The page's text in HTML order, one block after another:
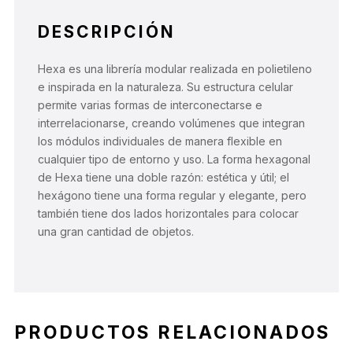
DESCRIPCIÓN
Hexa es una librería modular realizada en polietileno
e inspirada en la naturaleza. Su estructura celular
permite varias formas de interconectarse e
interrelacionarse, creando volúmenes que integran
los módulos individuales de manera flexible en
cualquier tipo de entorno y uso. La forma hexagonal
de Hexa tiene una doble razón: estética y útil; el
hexágono tiene una forma regular y elegante, pero
también tiene dos lados horizontales para colocar
una gran cantidad de objetos.
PRODUCTOS RELACIONADOS